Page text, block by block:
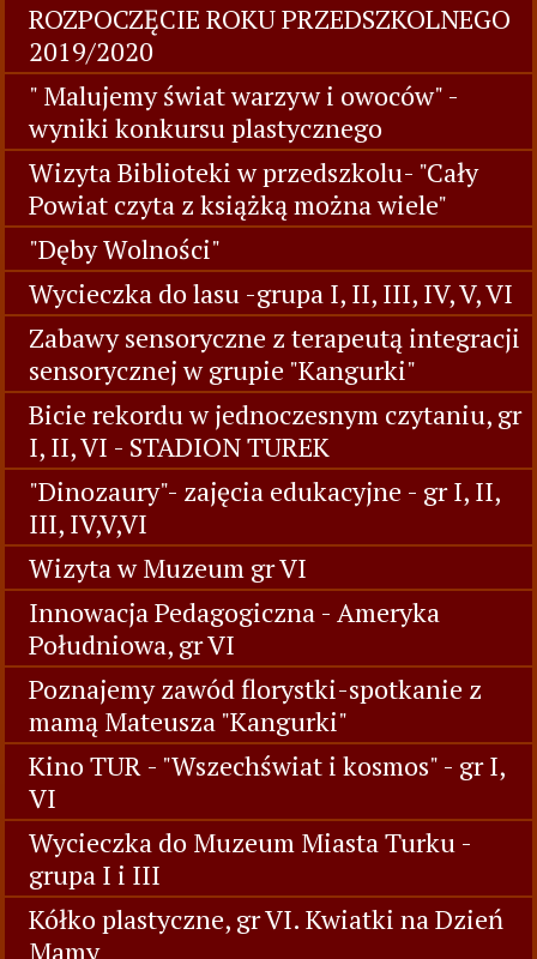
ROZPOCZĘCIE ROKU PRZEDSZKOLNEGO
2019/2020
" Malujemy świat warzyw i owoców" -
wyniki konkursu plastycznego
Wizyta Biblioteki w przedszkolu- "Cały
Powiat czyta z książką można wiele"
"Dęby Wolności"
Wycieczka do lasu -grupa I, II, III, IV, V, VI
Zabawy sensoryczne z terapeutą integracji
sensorycznej w grupie "Kangurki"
Bicie rekordu w jednoczesnym czytaniu, gr
I, II, VI - STADION TUREK
"Dinozaury"- zajęcia edukacyjne - gr I, II,
III, IV,V,VI
Wizyta w Muzeum gr VI
Innowacja Pedagogiczna - Ameryka
Południowa, gr VI
Poznajemy zawód florystki-spotkanie z
mamą Mateusza "Kangurki"
Kino TUR - "Wszechświat i kosmos" - gr I,
VI
Wycieczka do Muzeum Miasta Turku -
grupa I i III
Kółko plastyczne, gr VI. Kwiatki na Dzień
Mamy